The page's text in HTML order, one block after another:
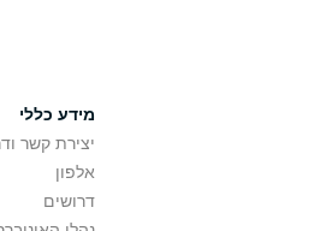
מידע כללי
יצירת קשר
אלפון
דרושים